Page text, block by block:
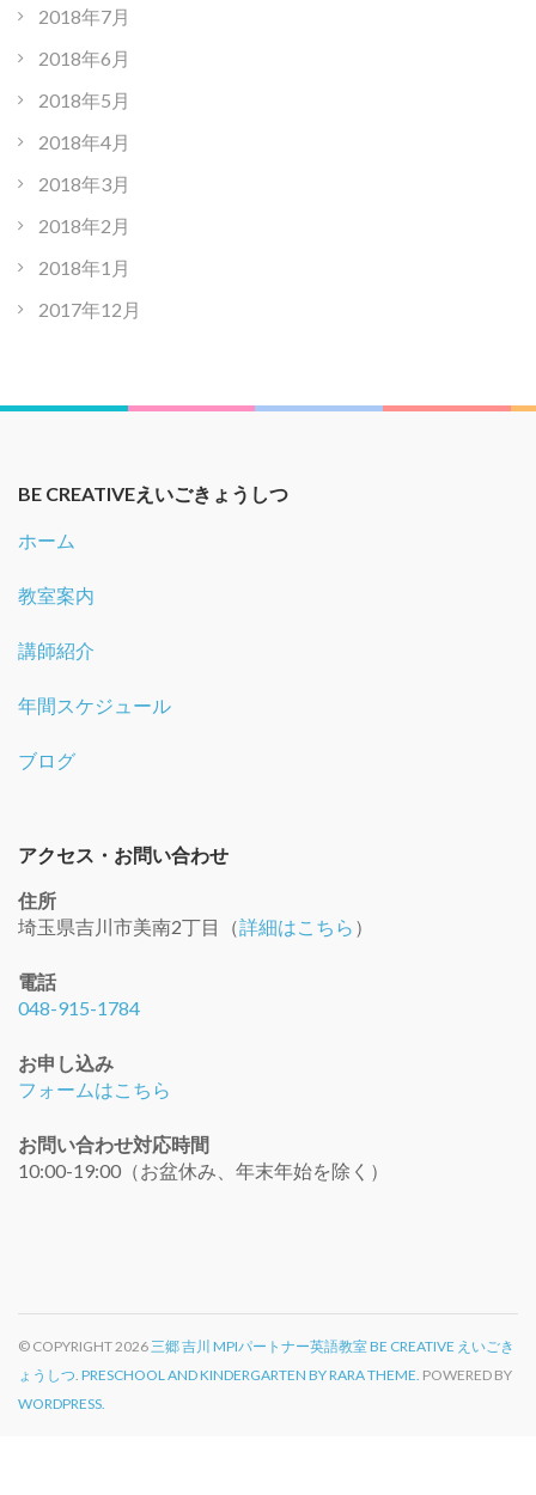
2018年7月
2018年6月
2018年5月
2018年4月
2018年3月
2018年2月
2018年1月
2017年12月
BE CREATIVEえいごきょうしつ
ホーム
教室案内
講師紹介
年間スケジュール
ブログ
アクセス・お問い合わせ
住所
埼玉県吉川市美南2丁目（詳細はこちら ）
電話
048-915-1784
お申し込み
フォームはこちら
お問い合わせ対応時間
10:00-19:00（お盆休み、年末年始を除く）
© COPYRIGHT 2026 三郷 吉川 MPIパートナー英語教室 BE CREATIVE えいごき
ょうしつ PRESCHOOL AND KINDERGARTEN BY RARA THEME. POWERED BY
WORDPRESS.